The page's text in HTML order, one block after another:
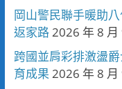
岡山警民聯手暖助
返家路2026 年 8 月
跨國並肩彩排激盪
育成果 2026 年 8 月